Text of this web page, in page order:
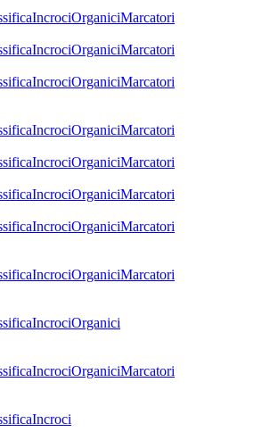
IncrociOrganiciMarcatori
IncrociOrganiciMarcatori
IncrociOrganiciMarcatori
IncrociOrganiciMarcatori
IncrociOrganiciMarcatori
IncrociOrganiciMarcatori
IncrociOrganiciMarcatori
IncrociOrganiciMarcatori
IncrociOrganici
IncrociOrganiciMarcatori
Incroci